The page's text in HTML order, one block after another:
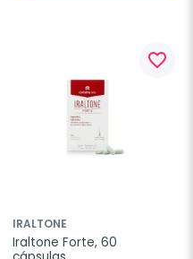
favorite_border
IRALTONE
Iraltone Forte, 60